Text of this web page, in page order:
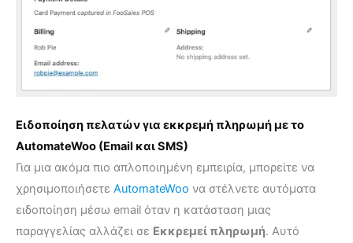
Ειδοποίηση πελατών για εκκρεμή πληρωμή με το
AutomateWoo (Email και SMS)
Για μια ακόμα πιο απλοποιημένη εμπειρία, μπορείτε να
χρησιμοποιήσετε AutomateWoo να στέλνετε αυτόματα
ειδοποίηση μέσω email όταν η κατάσταση μιας
παραγγελίας αλλάζει σε Εκκρεμεί πληρωμή. Αυτό